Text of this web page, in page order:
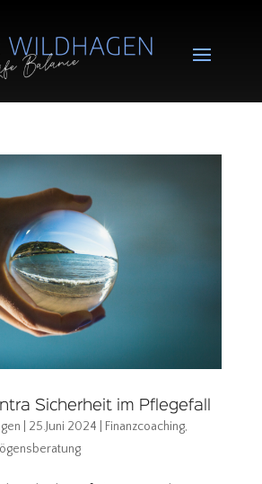
Sicherheit im Pflegefall
25.Juni 2024 Finanzcoaching,